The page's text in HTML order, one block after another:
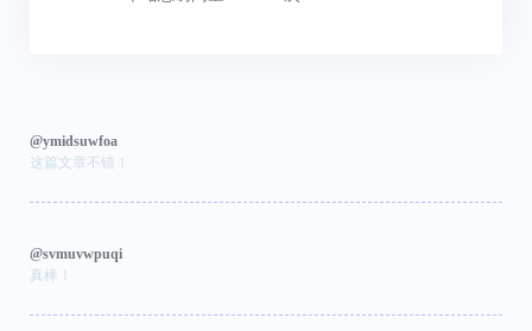
@ymidsuwfoa
这篇文章不错！
@svmuvwpuqi
真棒！